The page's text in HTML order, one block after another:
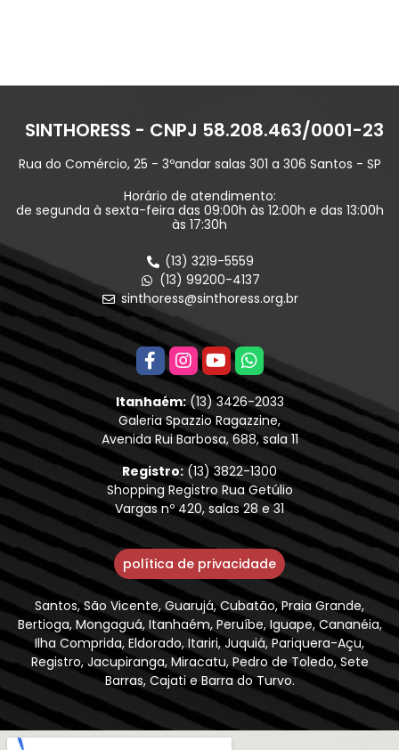
SINTHORESS - CNPJ 58.208.463/0001-23
Rua do Comércio, 25 - 3ºandar salas 301 a 306 Santos - SP
Horário de atendimento:
de segunda à sexta-feira das 09:00h às 12:00h e das 13:00h
às 17:30h
(13) 3219-5559
(13) 99200-4137
sinthoress@sinthoress.org.br
Itanhaém:(13) 3426-2033
Galeria Spazzio Ragazzine,
Avenida Rui Barbosa, 688, sala 11
Registro:(13) 3822-1300
Shopping Registro Rua Getúlio
Vargas nº 420, salas 28 e 31
política de privacidade
Santos, São Vicente, Guarujá, Cubatão, Praia Grande,
Bertioga, Mongaguá, Itanhaém, Peruíbe, Iguape, Cananéia,
Ilha Comprida, Eldorado, Itariri, Juquiá, Pariquera-Açu,
Registro, Jacupiranga, Miracatu, Pedro de Toledo, Sete
Barras, Cajati e Barra do Turvo.